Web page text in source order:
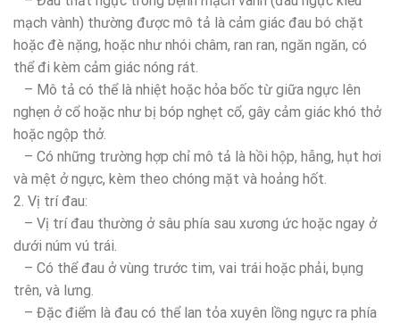
mạch vành) thường được mô tả là cảm giác đau bó chặt
hoặc đè nặng, hoặc như nhói châm, ran ran, ngăn ngăn, có
thể đi kèm cảm giác nóng rát.
– Mô tả có thể là nhiệt hoặc hỏa bốc từ giữa ngực lên
nghẹn ở cổ hoặc như bị bóp nghẹt cổ, gây cảm giác khó thở
hoặc ngộp thở.
– Có những trường hợp chỉ mô tả là hồi hộp, hẫng, hụt hơi
và mệt ở ngực, kèm theo chóng mặt và hoảng hốt.
2. Vị trí đau:
– Vị trí đau thường ở sâu phía sau xương ức hoặc ngay ở
dưới núm vú trái.
– Có thể đau ở vùng trước tim, vai trái hoặc phải, bụng
trên, và lưng.
– Đặc điểm là đau có thể lan tỏa xuyên lồng ngực ra phía